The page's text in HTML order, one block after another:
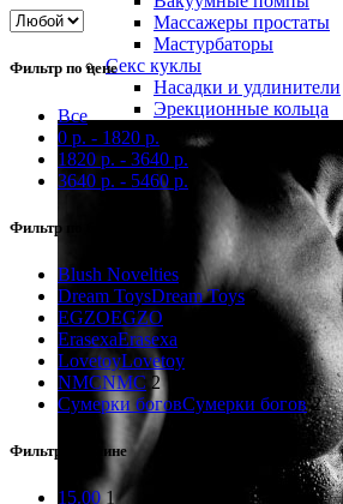
Массажеры простаты
Мастурбаторы
Секс куклы
Насадки и удлинители
Эрекционные кольца
Фильтр по цене
Все
0 р. - 1820 р.
1820 р. - 3640 р.
3640 р. - 5460 р.
Фильтр по бренду
Blush Novelties
Dream ToysDream Toys 2
EGZOEGZO
ErasexaErasexa
LovetoyLovetoy
NMCNMC 2
Сумерки боговСумерки богов 2
Фильтр по длине
15.00 1